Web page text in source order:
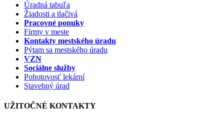
Úradná tabuľa
Žiadosti a tlačivá
Pracovné ponuky
Firmy v meste
Kontakty mestského úradu
Pýtam sa mestského úradu
VZN
Sociálne služby
Pohotovosť lekární
Stavebný úrad
UŽITOČNÉ KONTAKTY